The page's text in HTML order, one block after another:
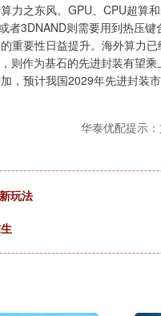
力之东风。GPU、CPU超算
3DNAND则需要用到热压
要性日益提升。海外算力
则作为基石的先进封装有望
，预计我国2029年先进封装
华泰优配提示
玩法